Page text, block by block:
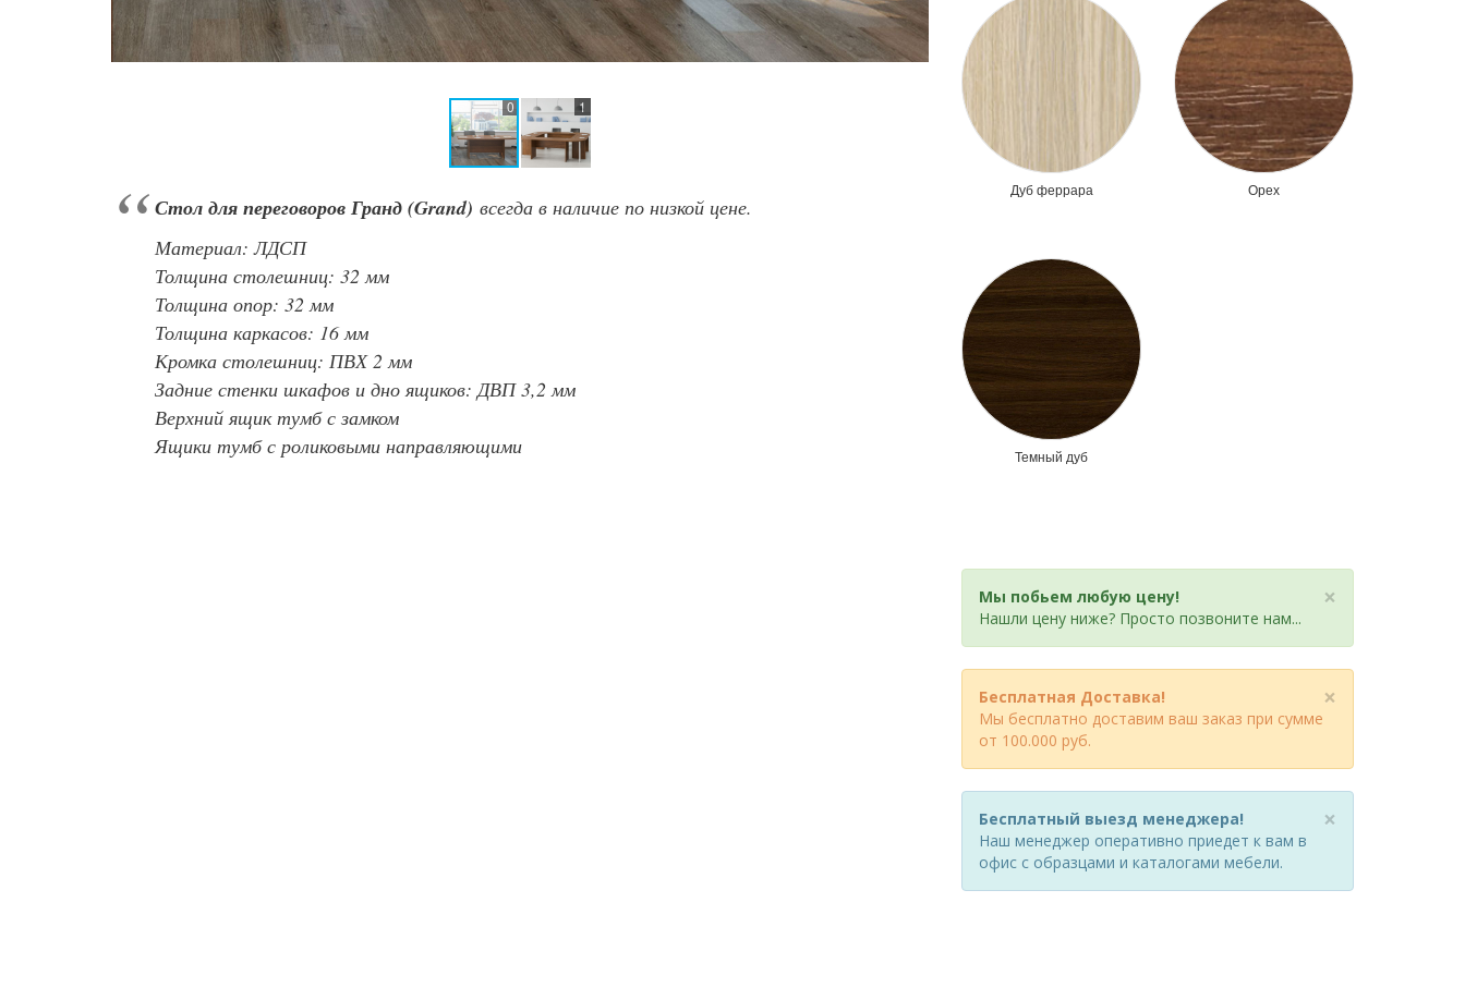
0 1
Стол для переговоров Гранд (Grand) всегда в наличие по низкой цене.
Материал: ЛДСП
Толщина столешниц: 32 мм
Толщина опор: 32 мм
Толщина каркасов: 16 мм
Кромка столешниц: ПВХ 2 мм
Задние стенки шкафов и дно ящиков: ДВП 3,2 мм
Верхний ящик тумб с замком
Ящики тумб с роликовыми направляющими
Дуб феррара Орех
Темный дуб
×
Мы побьем любую цену!
Нашли цену ниже? Просто позвоните нам...
×
Бесплатная Доставка!
Мы бесплатно доставим ваш заказ при сумме
от 100.000 руб.
×
Бесплатный выезд менеджера!
Наш менеджер оперативно приедет к вам в
офис с образцами и каталогами мебели.